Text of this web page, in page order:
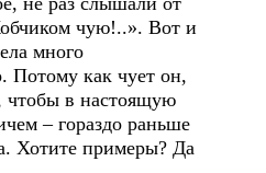
чую!..». Вот и
много
Потому как чует он,
чтобы в настоящую
– гораздо раньше
Хотите примеры? Да